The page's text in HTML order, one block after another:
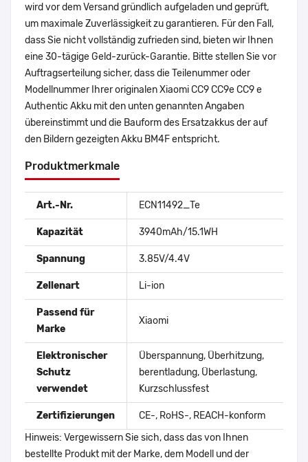
wird vor dem Versand gründlich aufgeladen und geprüft,
um maximale Zuverlässigkeit zu garantieren. Für den Fall,
dass Sie nicht vollständig zufrieden sind, bieten wir Ihnen
eine 30-tägige Geld-zurück-Garantie. Bitte stellen Sie vor
Auftragserteilung sicher, dass die Teilenummer oder
Modellnummer Ihrer originalen Xiaomi CC9 CC9e CC9 e
Authentic Akku mit den unten genannten Angaben
übereinstimmt und die Bauform des Ersatzakkus der auf
den Bildern gezeigten Akku BM4F entspricht.
Produktmerkmale
Art.-Nr. ECN11492_Te
Kapazität 3940mAh/15.1WH
Spannung 3.85V/4.4V
Zellenart Li-ion
Passend für
Marke
Xiaomi
Elektronischer
Schutz
verwendet
Überspannung, Überhitzung,
berentladung, Überlastung,
Kurzschlussfest
Zertifizierungen
CE-, RoHS-, REACH-konform
Hinweis: Vergewissern Sie sich, dass das von Ihnen
bestellte Produkt mit der Marke, dem Modell und der